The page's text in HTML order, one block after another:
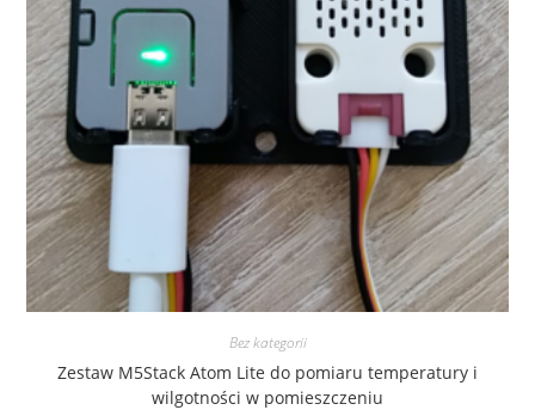
Bez kategorii
Zestaw M5Stack Atom Lite do pomiaru temperatury i
wilgotności w pomieszczeniu